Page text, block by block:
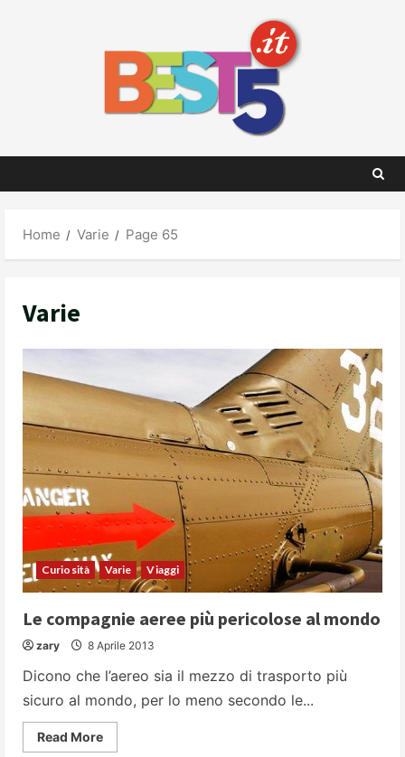
Home Varie Page 65
Varie
Curiosità Varie Viaggi
Le compagnie aeree più pericolose al mondo
zary 8 Aprile 2013
Dicono che l’aereo sia il mezzo di trasporto più
sicuro al mondo, per lo meno secondo le...
Read MoreRead
more